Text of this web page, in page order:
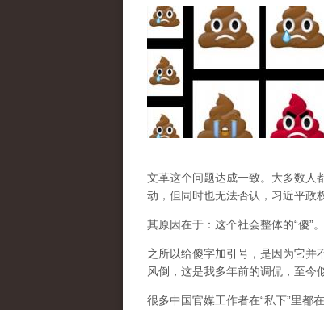
wechatimg1053.jpeg
文革这个问题达成一致。大多数人
动，但同时也无法否认，习近平政
其原因在于：这个社会整体的“傻”。
之所以给傻字加引号，是因为它
风倒，这是我多年前的调侃，至今
很多中国官媒工作者在“私下”里都